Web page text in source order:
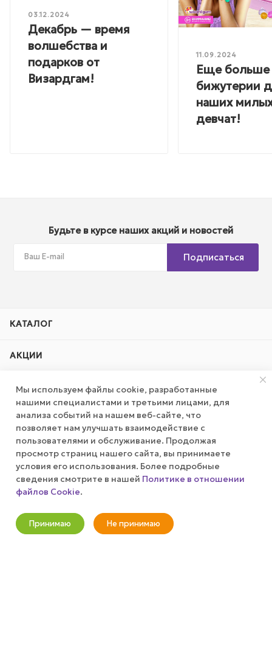
03.12.2024
Декабрь — время
волшебства и
подарков от
Визардгам!
11.09.2024
Еще больше
бижутерии
наших
девчат!
Будьте в курсе наших акций и новостей
Подписаться
КАТАЛОГ
АКЦИИ
КОМПАНИЯ
ПУБЛИЧНАЯ ОФЕРТА
КАК СДЕЛАТЬ ЗАКАЗ?
info@wizardgum.ru
Мы используем файлы cookie, разработанные
нашими специалистами и третьими лицами, для
анализа событий на нашем веб-сайте, что
позволяет нам улучшать взаимодействие с
пользователями и обслуживание. Продолжая
просмотр страниц нашего сайта, вы принимаете
условия его использования. Более подробные
сведения смотрите в нашей Политике в отношении
файлов Cookie.
Принимаю Не принимаю